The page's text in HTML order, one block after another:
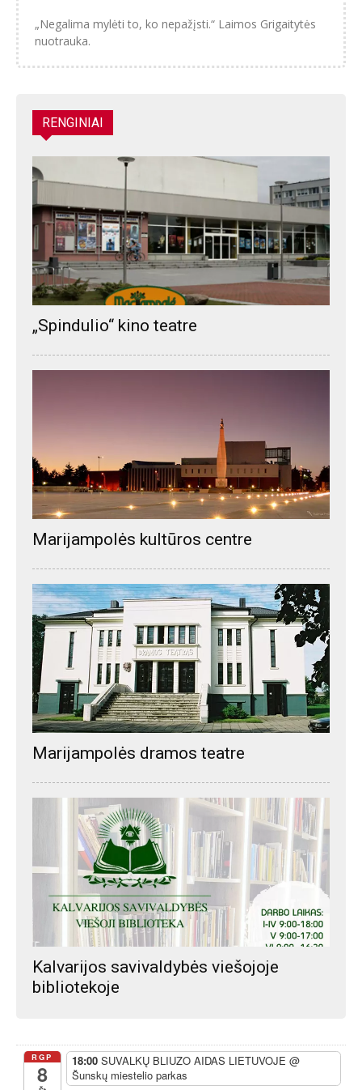
„Negalima mylėti to, ko nepažįsti.“ Laimos Grigaitytės
nuotrauka.
RENGINIAI
„Spindulio“ kino teatre
Marijampolės kultūros centre
Marijampolės dramos teatre
Kalvarijos savivaldybės viešojoje
bibliotekoje
RGP
8
18:00 SUVALKŲ BLIUZO AIDAS LIETUVOJE @
Šunskų miestelio parkas